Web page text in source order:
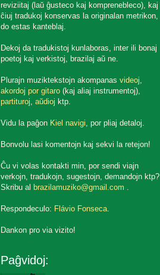
reviziitaj (laŭ ĝusteco kaj komprenebleco), kaj
ĉiuj tradukoj konservas la originalan metrikon,
do estas kanteblaj.
Dekoj da tradukistoj kunlaboras, inter ili bonaj
poetoj kaj verkistoj, brazilaj aŭ ne.
Plurajn muziktekstojn akompanas videoj,
akordoj por gitaro(kaj aliaj instrumentoj),
partituroj, aŭdioj ktp.
Vidu la paĝon Kiel navigi, por pliaj detaloj.
Bonvolu lasi komentojn kaj sekvi la retejon!
Ĉu vi volas kontakti min, por sendi viajn
verkojn, tradukojn, sugestojn, demandojn ktp?
Skribu al brazilamuziko@gmail.com .
Respondeculo: Flávio Fonseca.
Dankon pro via vizito!
Paĝvidoj: